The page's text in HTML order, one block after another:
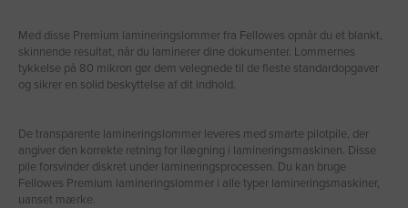
Med disse Premium lamineringslommer fra Fellowes opnår du et blankt,
skinnende resultat, når du laminerer dine dokumenter. Lommernes
tykkelse på 80 mikron gør dem velegnede til de fleste standardopgaver
og sikrer en solid beskyttelse af dit indhold.
De transparente lamineringslommer leveres med smarte pilotpile, der
angiver den korrekte retning for ilægning i lamineringsmaskinen. Disse
pile forsvinder diskret under lamineringsprocessen. Du kan bruge
Fellowes Premium lamineringslommer i alle typer lamineringsmaskiner,
uanset mærke.